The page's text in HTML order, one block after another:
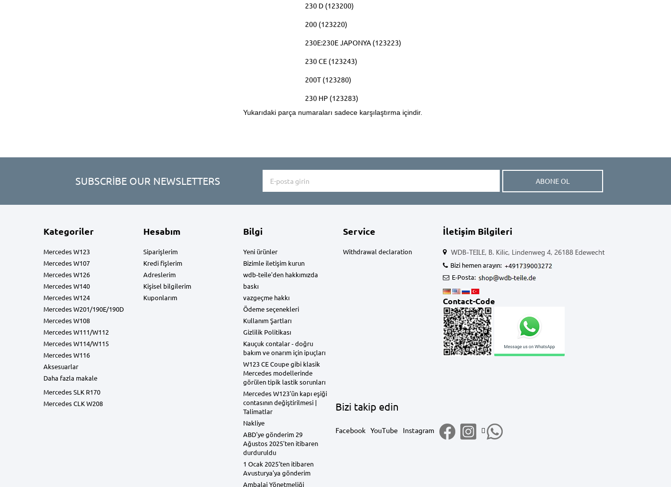
230 D (123200)
200 (123220)
230E:230E JAPONYA (123223)
230 CE (123243)
200T (123280)
230 HP (123283)
Yukarıdaki parça numaraları sadece karşılaştırma içindir.
SUBSCRIBE OUR NEWSLETTERS ABONE OL
Kategoriler
Mercedes W123
Mercedes W107
Mercedes W126
Mercedes W140
Mercedes W124
Mercedes W201/190E/190D
Mercedes W108
Mercedes W111/W112
Mercedes W114/W115
Mercedes W116
Aksesuarlar
Daha fazla makale
Mercedes SLK R170
Mercedes CLK W208
Hesabım
Siparişlerim
Kredi fişlerim
Adreslerim
Kişisel bilgilerim
Kuponlarım
Bilgi
Yeni ürünler
Bizimle iletişim kurun
wdb-teile'den hakkımızda
baskı
vazgeçme hakkı
Ödeme seçenekleri
Kullanım Şartları
Gizlilik Politikası
Kauçuk contalar - doğru
bakım ve onarım için ipuçları
W123 CE Coupe gibi klasik
Mercedes modellerinde
görülen tipik lastik sorunları
Mercedes W123'ün kapı eşiği
contasının değiştirilmesi |
Talimatlar
Nakliye
ABD'ye gönderim 29
Ağustos 2025'ten itibaren
durduruldu
1 Ocak 2025'ten itibaren
Avusturya'ya gönderim
Ambalaj Yönetmeliği
Service
Withdrawal declaration
İletişim Bilgileri
Bizi hemen arayın:
E-Posta:
Contact-Code
Bizi takip edin
Facebook YouTube Instagram